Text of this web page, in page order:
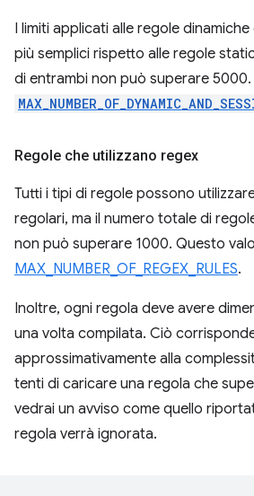
I limiti applicati alle regole
più semplici rispetto alle regole
di entrambi non può superare
Regole che utilizzano regex
Tutti i tipi di regole possono
regolari, ma il numero totale di
non può superare 1000. Questo
MAX_NUMBER_OF_REGEX_RULES.
Inoltre, ogni regola deve avere
una volta compilata. Ciò
approssimativamente alla
tenti di caricare una regola che
vedrai un avviso come quello
regola verrà ignorata.